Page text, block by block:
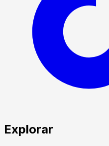
Explorar